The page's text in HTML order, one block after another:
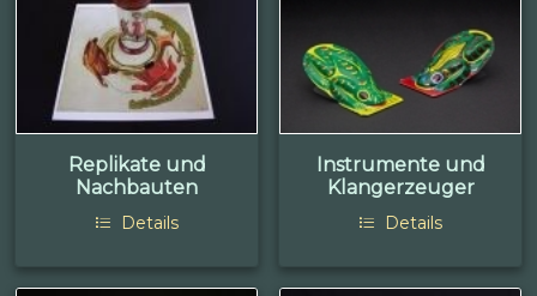
Replikate und
Nachbauten
Details
Instrumente und
Klangerzeuger
Details